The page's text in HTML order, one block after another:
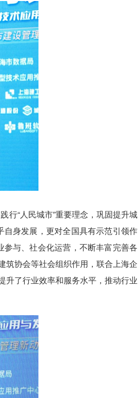
“人民城市”重要理念，巩固提升城
身发展，更对全国具有示范引领作
与、社会化运营，不断丰富完善各
筑协会等社会组织作用，联合上海企
升了行业效率和服务水平，推动行业